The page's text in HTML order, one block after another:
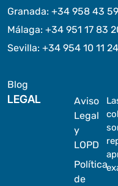
Granada: +34 958 43
Málaga: +34 951 17 83
Sevilla: +34 954 10 11 24
Blog
LEGAL
Aviso
Legal
y
LOPD
Política
de